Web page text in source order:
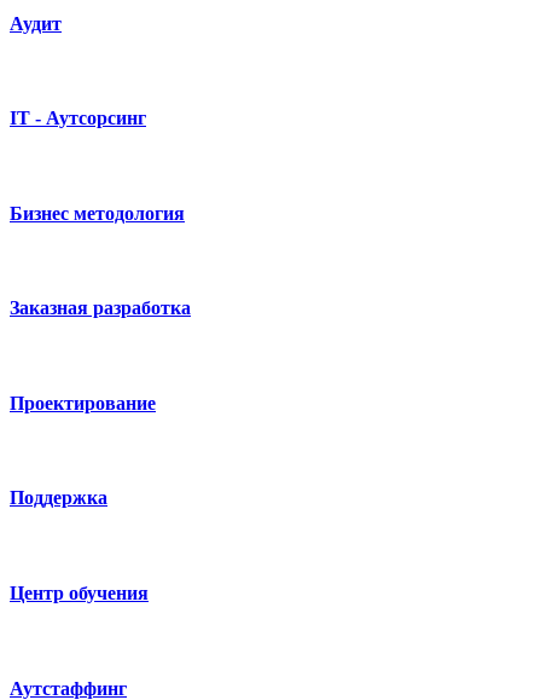
Аудит
IT - Аутсорсинг
Бизнес методология
Заказная разработка
Проектирование
Поддержка
Центр обучения
Аутстаффинг